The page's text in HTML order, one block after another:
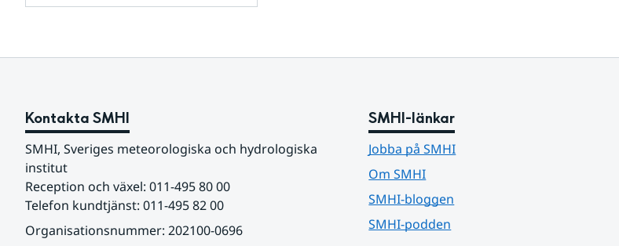
och
för
Kontakta SMHI
SMHI, Sveriges meteorologiska och hydrologiska
institut
Reception och växel: 011-495 80 00
Telefon kundtjänst: 011-495 82 00
Organisationsnummer: 202100-0696
SMHI-länkar
Jobba på SMHI
Om SMHI
SMHI-bloggen
SMHI-podden